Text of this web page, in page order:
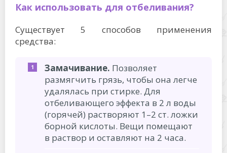
Как использовать для отбеливания?
Существует 5 способов применения
средства:
Замачивание. Позволяет
размягчить грязь, чтобы она легче
удалялась при стирке. Для
отбеливающего эффекта в 2 л воды
(горячей) растворяют 1–2 ст. ложки
борной кислоты. Вещи помещают
в раствор и оставляют на 2 часа.